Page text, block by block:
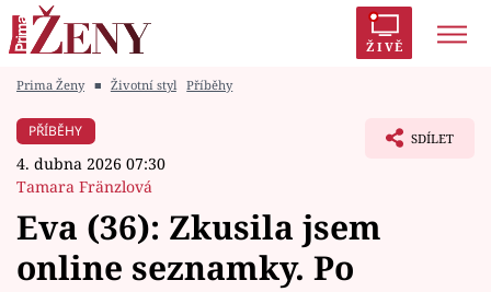
ŽIVĚ
Módní alarm
Témata
Prima Ženy ■ Životní styl Příběhy
PŘÍBĚHY
4. dubna 2026 07:30
Tamara Fränzlová
SDÍLET
Eva (36): Zkusila jsem
online seznamky. Po